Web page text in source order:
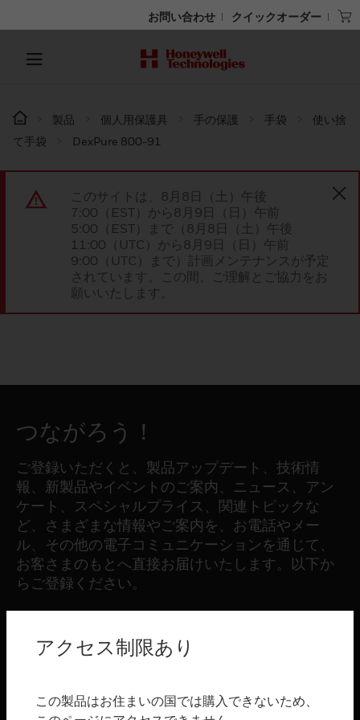
お問い合わせ クイックオーダー
製品 個人用保護具 手の保護 手袋
使い捨
て手袋
DexPure 800-91
このサイトは、8月8日（土）午後
7:00（EST）から8月9日（日）午前
5:00（EST）まで（8月8日（土）午後
11:00（UTC）から8月9日（日）午前
9:00（UTC）まで）計画メンテナンスが予定
されています。この間、ご理解とご協力をお
願いいたします。
つながろう！
ご登録いただくと、製品アップデート、技術情
報、新製品やイベントのご案内、ニュース、アン
ケート、スペシャルプライス、関連トピックな
ど、さまざまな情報やご案内を、お電話やメー
ル、その他の電子コミュニケーションを通じて、
お客さまのもとへ直接お届けいたします。以下か
らご登録ください。
toggle view
アクセス制限あり
この製品はお住まいの国では購入できないため、